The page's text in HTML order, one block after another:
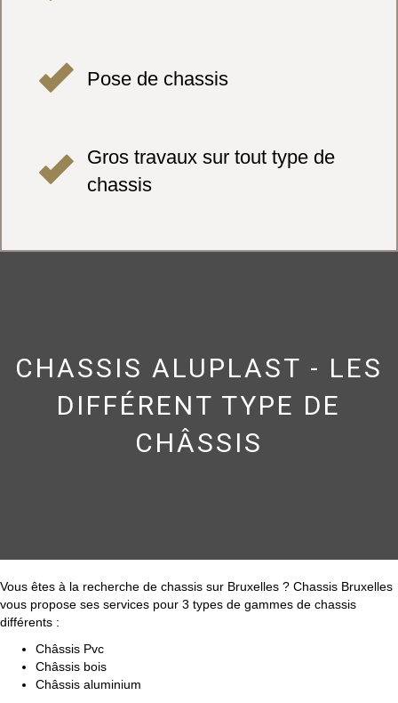
Pose de chassis
Gros travaux sur tout type de
chassis
CHASSIS ALUPLAST - LES
DIFFÉRENT TYPE DE
CHÂSSIS
Vous êtes à la recherche de chassis sur Bruxelles ? Chassis Bruxelles
vous propose ses services pour 3 types de gammes de chassis
différents :
Châssis Pvc
Châssis bois
Châssis aluminium